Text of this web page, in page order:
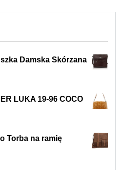
Damska Skórzana
LUKA 19-96 COCO
Torba na ramię